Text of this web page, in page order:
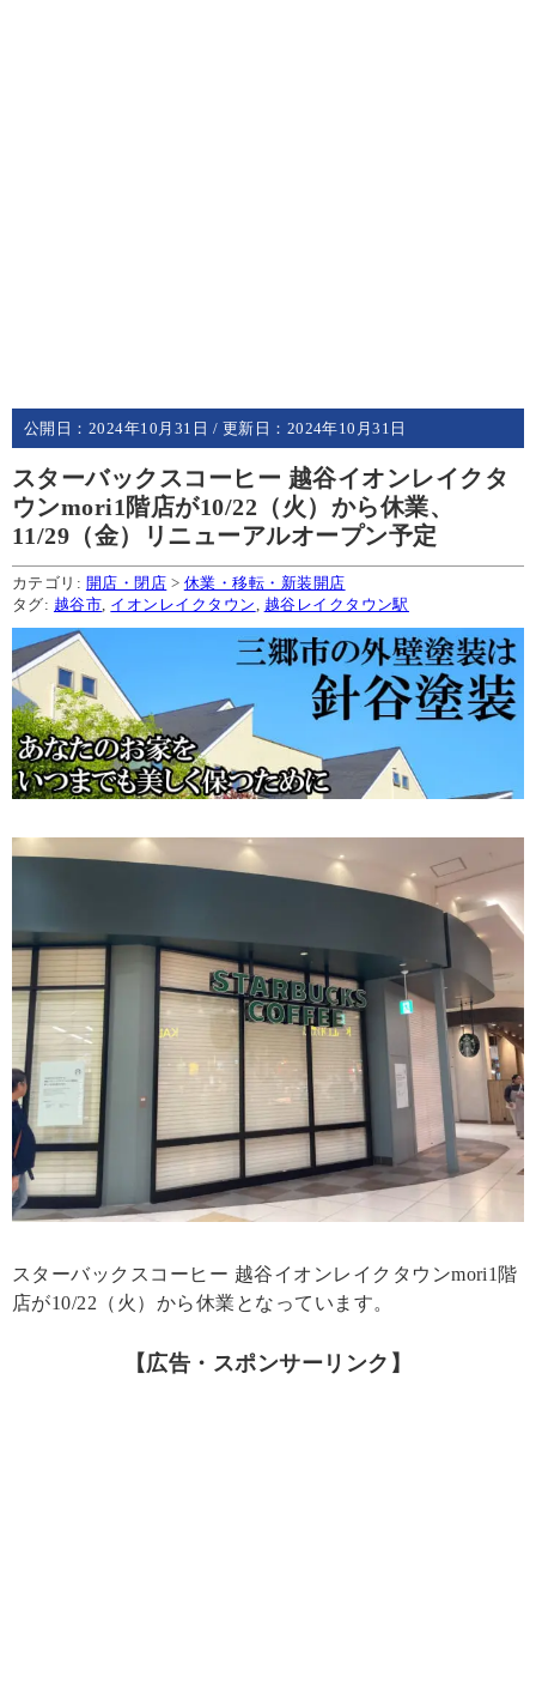
公開日： 2024年10月31日 / 更新日： 2024年10月31日
スターバックスコーヒー 越谷イオンレイクタ
ウンmori1階店が10/22（火）から休業、
11/29（金）リニューアルオープン予定
カテゴリ: 開店・閉店 > 休業・移転・新装開店
タグ: 越谷市, イオンレイクタウン, 越谷レイクタウン駅
スターバックスコーヒー 越谷イオンレイクタウンmori1階
店が10/22（火）から休業となっています。
【広告・スポンサーリンク】